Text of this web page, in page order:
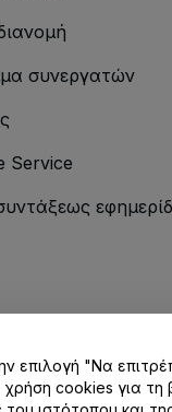
συνεργατών
Service
/
επιλογή "Να
cookies για τη